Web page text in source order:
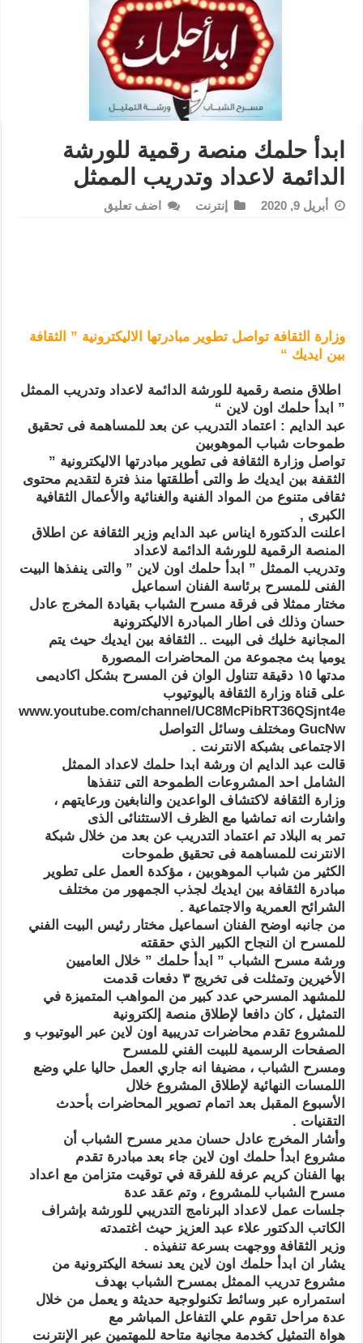
ابدأ حلمك منصة رقمية للورشة
الدائمة لاعداد وتدريب الممثل
أبريل 9, 2020 إنترنت اضف تعليق
وزارة الثقافة تواصل تطوير مبادرتها الاليكترونية ” الثقافة
بين ايديك “
اطلاق منصة رقمية للورشة الدائمة لاعداد وتدريب الممثل
” ابدأ حلمك اون لاين “
عبد الدايم : اعتماد التدريب عن بعد للمساهمة فى تحقيق
طموحات شباب الموهوبين
تواصل وزارة الثقافة فى تطوير مبادرتها الاليكترونية ”
الثقفة بين ايديك ط والتى أطلقتها منذ فترة لتقديم محتوى
ثقافى متنوع من المواد الفنية والغنائية والأعمال الثقافية
الكبرى ,
اعلنت الدكتورة ايناس عبد الدايم وزير الثقافة عن اطلاق
المنصة الرقمية للورشة الدائمة لاعداد
وتدريب الممثل ” ابدأ حلمك اون لاين ” والتى ينفذها البيت
الفنى للمسرح برئاسة الفنان اسماعيل
مختار ممثلا فى فرقة مسرح الشباب بقيادة المخرج عادل
حسان وذلك فى اطار المبادرة الاليكترونية
المجانية خليك فى البيت .. الثقافة بين ايديك حيث يتم
يوميا بث مجموعة من المحاضرات المصورة
مدتها ١٥ دقيقة تتناول الوان فن المسرح بشكل اكاديمى
على قناة وزارة الثقافة باليوتيوب
www.youtube.com/channel/UC8McPibRT36QSjnt4e
GucNw ومختلف وسائل التواصل
الاجتماعى بشبكة الانترنت .
قالت عبد الدايم ان ورشة ابدا حلمك لاعداد الممثل
الشامل احد المشروعات الطموحة التى تنفذها
وزارة الثقافة لاكتشاف الواعدين والنابغين ورعايتهم ،
واشارت انه تماشيا مع الظرف الاستثنائى الذى
تمر به البلاد تم اعتماد التدريب عن بعد من خلال شبكة
الانترنت للمساهمة فى تحقيق طموحات
الكثير من شباب الموهوبين ، مؤكدة العمل على تطوير
مبادرة الثقافة بين ايديك لجذب الجمهور من مختلف
الشرائح العمرية والاجتماعية .
من جانبه اوضح الفنان اسماعيل مختار رئيس البيت الفني
للمسرح ان النجاح الكبير الذي حققته
ورشة مسرح الشباب ” ابدأ حلمك ” خلال العاميين
الأخيرين وتمثلت فى تخريج ٣ دفعات قدمت
للمشهد المسرحي عدد كبير من المواهب المتميزة في
التمثيل ، كان دافعا لإطلاق منصة إلكترونية
للمشروع تقدم محاضرات تدريبية اون لاين عبر اليوتيوب و
الصفحات الرسمية للبيت الفني للمسرح
ومسرح الشباب ، مضيفا انه جاري العمل حاليا علي وضع
اللمسات النهائية لإطلاق المشروع خلال
الأسبوع المقبل بعد اتمام تصوير المحاضرات بأحدث
التقنيات .
وأشار المخرج عادل حسان مدير مسرح الشباب أن
مشروع ابدأ حلمك اون لاين جاء بعد مبادرة تقدم
بها الفنان كريم عرفة للفرقة في توقيت متزامن مع اعداد
مسرح الشباب للمشروع ، وتم عقد عدة
جلسات عمل لاعداد البرنامج التدريبي للورشة بإشراف
الكاتب الدكتور علاء عبد العزيز حيث اغتمدته
وزير الثقافة ووجهت بسرعة تنفيذه .
يشار ان ابدأ حلمك اون لاين يعد نسخة اليكترونية من
مشروع تدريب الممثل بمسرح الشباب بهدف
استمراره عبر وسائط تكنولوجية حديثة و يعمل من خلال
عدة مراحل تقوم علي التفاعل المباشر مع
هواة التمثيل كخدمة مجانية متاحة للمهتمين عبر الإنترنت